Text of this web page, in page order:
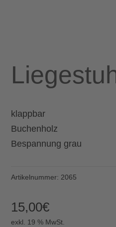
klappbar
Buchenholz
Bespannung grau
Artikelnummer: 2065
15,00€
exkl. 19 % MwSt.